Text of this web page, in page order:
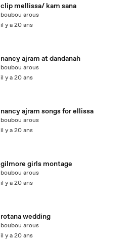
clip mellissa/ kam sana
boubou arous
il y a 20 ans
nancy ajram at dandanah
boubou arous
il y a 20 ans
nancy ajram songs for ellissa
boubou arous
il y a 20 ans
gilmore girls montage
boubou arous
il y a 20 ans
rotana wedding
boubou arous
il y a 20 ans